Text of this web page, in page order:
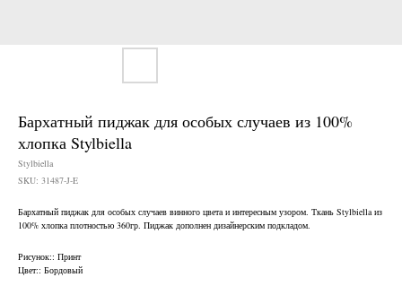
Бархатный пиджак для особых случаев из 100%
хлопка Stylbiella
Stylbiella
SKU: 31487-J-E
Бархатный пиджак для особых случаев винного цвета и интересным узором. Ткань Stylbiella из
100% хлопка плотностью 360гр. Пиджак дополнен дизайнерским подкладом.
Рисунок:: Принт
Цвет:: Бордовый
Нужен отлично сидящий
костюм для офиса?